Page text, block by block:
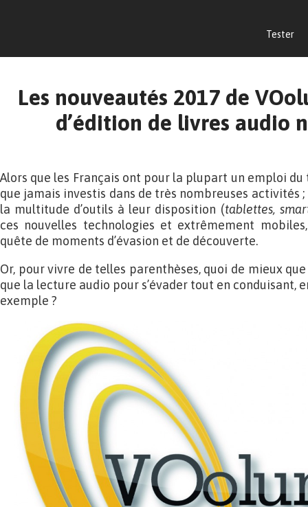
Tester
Les nouveautés 2017 de
d’édition de livres audio
Alors que les Français ont pour la plupart un emploi
que jamais investis dans de très nombreuses activités
la multitude d’outils à leur disposition (tablettes,
ces nouvelles technologies et extrêmement
quête de moments d’évasion et de découverte.
Or, pour vivre de telles parenthèses, quoi de mieux
que la lecture audio pour s’évader tout en conduisant,
exemple ?